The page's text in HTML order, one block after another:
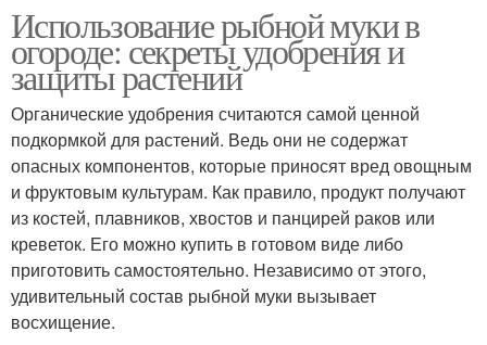
Использование рыбной муки в
огороде: секреты удобрения и
защиты растений
Органические удобрения считаются самой ценной
подкормкой для растений. Ведь они не содержат
опасных компонентов, которые приносят вред овощным
и фруктовым культурам. Как правило, продукт получают
из костей, плавников, хвостов и панцирей раков или
креветок. Его можно купить в готовом виде либо
приготовить самостоятельно. Независимо от этого,
удивительный состав рыбной муки вызывает
восхищение.